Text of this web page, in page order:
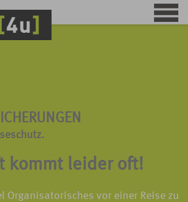
kommt leider oft!
Organisatorisches vor einer Reise zu